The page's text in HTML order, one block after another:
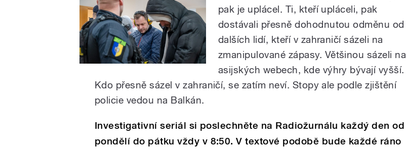
pak je uplácel. Ti, kteří upláceli, pak
dostávali přesně dohodnutou odměnu od
dalších lidí, kteří v zahraničí sázeli na
zmanipulované zápasy. Většinou sázeli na
asijských webech, kde výhry bývají vyšší.
Kdo přesně sázel v zahraničí, se zatím neví. Stopy ale podle zjištění
policie vedou na Balkán.
Investigativní seriál si poslechněte na Radiožurnálu každý den od
pondělí do pátku vždy v 8:50. V textové podobě bude každé ráno